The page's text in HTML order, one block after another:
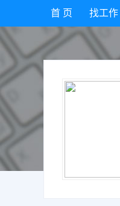
首 页 找工作